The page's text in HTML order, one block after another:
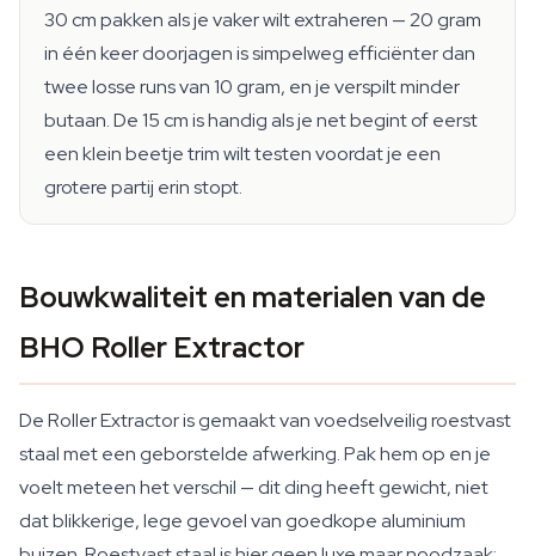
30 cm pakken als je vaker wilt extraheren — 20 gram
in één keer doorjagen is simpelweg efficiënter dan
twee losse runs van 10 gram, en je verspilt minder
butaan. De 15 cm is handig als je net begint of eerst
een klein beetje trim wilt testen voordat je een
grotere partij erin stopt.
Bouwkwaliteit en materialen van de
BHO Roller Extractor
De Roller Extractor is gemaakt van voedselveilig roestvast
staal met een geborstelde afwerking. Pak hem op en je
voelt meteen het verschil — dit ding heeft gewicht, niet
dat blikkerige, lege gevoel van goedkope aluminium